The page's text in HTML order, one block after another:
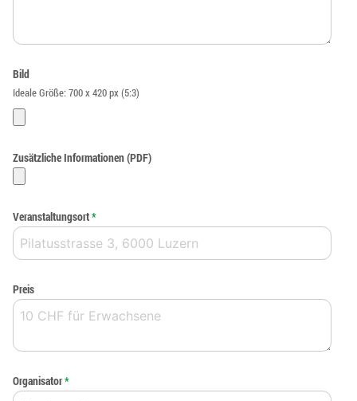
Bild
Ideale Größe: 700 x 420 px (5:3)
Zusätzliche Informationen (PDF)
Veranstaltungsort*
Preis
Organisator*